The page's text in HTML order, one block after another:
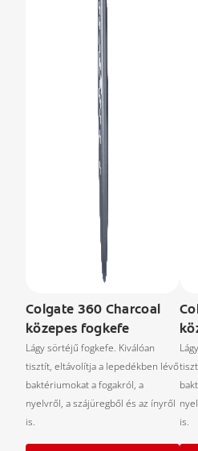
Colgate 360 Charcoal
közepes fogkefe
Lágy sörtéjű fogkefe. Kiválóan
tisztít, eltávolítja a lepedékben lévő
baktériumokat a fogakról, a
nyelvről, a szájüregből és az ínyről
is.
is.